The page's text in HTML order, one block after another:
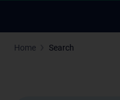
Home Search